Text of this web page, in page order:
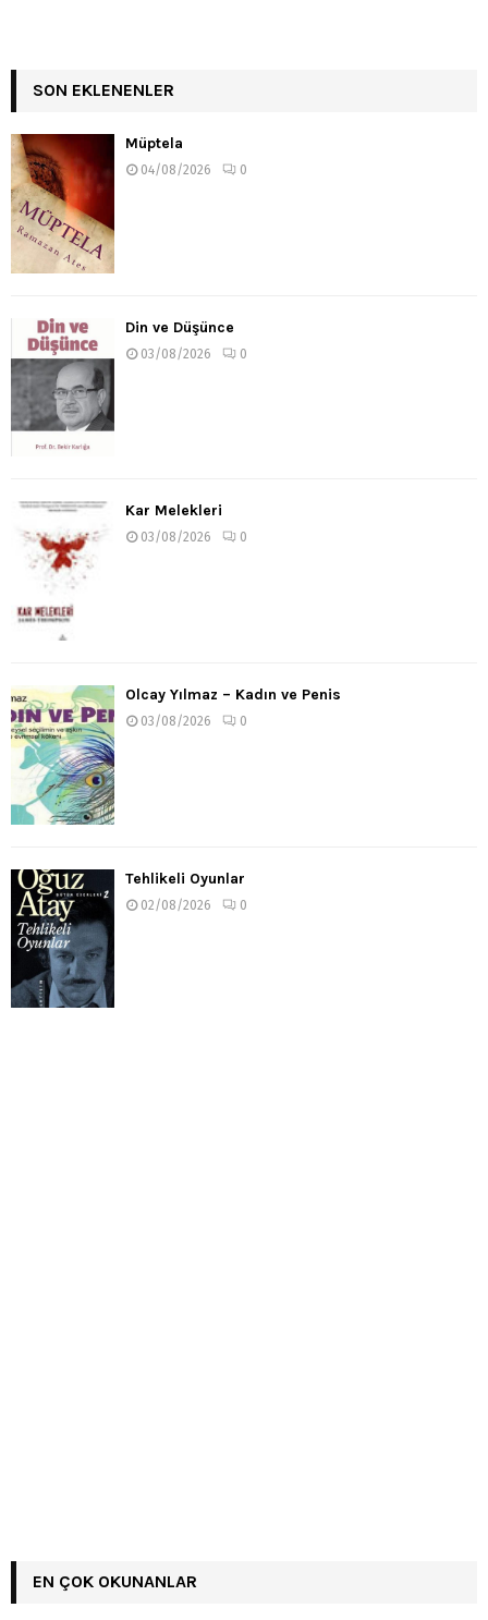
SON EKLENENLER
Müptela
04/08/2026 0
Din ve Düşünce
03/08/2026 0
Kar Melekleri
03/08/2026 0
Olcay Yılmaz – Kadın ve Penis
03/08/2026 0
Tehlikeli Oyunlar
02/08/2026 0
EN ÇOK OKUNANLAR